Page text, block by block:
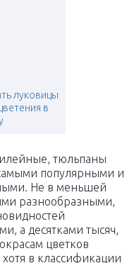
луковицы
в
тюльпаны
популярными и
Не в меньшей
разнообразными,
а десятками тысяч,
цветков
хотя в классификации